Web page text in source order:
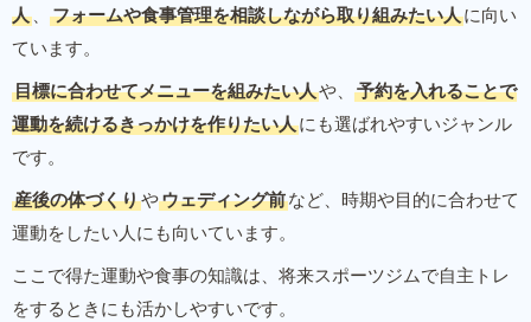
人 、 フォームや食事管理を相談しながら取り組みたい人に向い
ています。
目標に合わせてメニューを組みたい人や、
予約を入れることで
運動を続けるきっかけを作りたい人にも選ばれやすいジャンル
です。
産後の体づくりやウェディング前など、時期や目的に合わせて
運動をしたい人にも向いています。
ここで得た運動や食事の知識は、将来スポーツジムで自主トレ
をするときにも活かしやすいです。